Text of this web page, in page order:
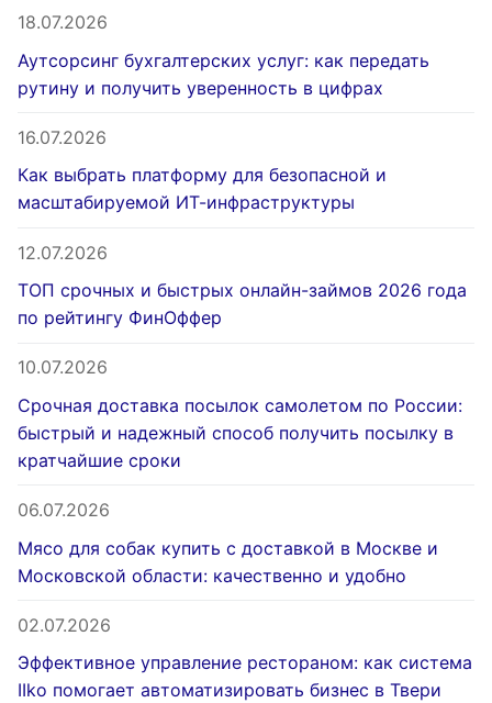
18.07.2026
Аутсорсинг бухгалтерских услуг: как передать
рутину и получить уверенность в цифрах
16.07.2026
Как выбрать платформу для безопасной и
масштабируемой ИТ-инфраструктуры
12.07.2026
ТОП срочных и быстрых онлайн-займов 2026 года
по рейтингу ФинОффер
10.07.2026
Срочная доставка посылок самолетом по России:
быстрый и надежный способ получить посылку в
кратчайшие сроки
06.07.2026
Мясо для собак купить с доставкой в Москве и
Московской области: качественно и удобно
02.07.2026
Эффективное управление рестораном: как система
IIko помогает автоматизировать бизнес в Твери